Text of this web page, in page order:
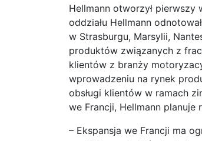
Hellmann otworzył pierwszy
oddziału Hellmann
w Strasburgu, Marsylii,
produktów związanych z
klientów z branży
wprowadzeniu na rynek
obsługi klientów w ramach
we Francji, Hellmann planuje
– Ekspansja we Francji ma